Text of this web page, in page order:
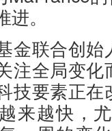
。
金联合创
注全局变
技要素正
来越快，